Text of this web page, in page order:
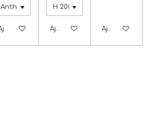
au panierAjouter au panierAjouter au